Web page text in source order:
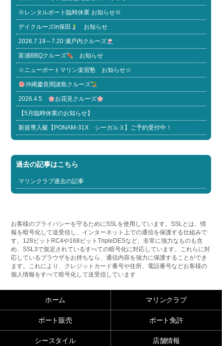
※レンタルボート臨時休業 お知らせ※
デイクルーズin保田 お知らせ
2026.7.19～7.20 瀬戸内クルーズ
富浦BBQクルーズ お知らせ
☆ニューポートマリン楽習塾 お知らせ☆
沖縄慶良間諸島クルーズ
2026.4.5 お花見クルーズ
【5月臨時休業のお知らせ】
新規導入艇【PONAM-31X シーガル３】ご予約受付中！
過去の記事はこちら
マリンクラブ過去の記事
お客様のプライバシーを守るためにSSLを使用しています。SSLとは、情
報を暗号化して送受信し、インターネット上での通信を保護する仕組みで
す。128ビットRC4や168ビットTripleDESなど、非常に強力なものも含
め、SSL3で規定されているすべての暗号化に対応しています。これらに対
応しているブラウザをお持ちなら、通信内容を強力に保護することができ
ます。これにより、クレジットカード番号や住所、電話番号などお客様の
個人情報をすべて暗号化して送受信しています
ホーム マリンクラブ
ボート販売 ボート免許
シースタイル 店舗情報